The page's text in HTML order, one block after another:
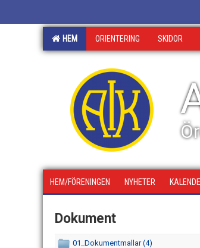
HEM ORIENTERING SKIDOR
HEM/FÖRENINGEN NYHETER
Dokument
01_Dokumentmallar (4)